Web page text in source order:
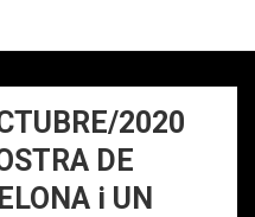
2020
DE
i UN